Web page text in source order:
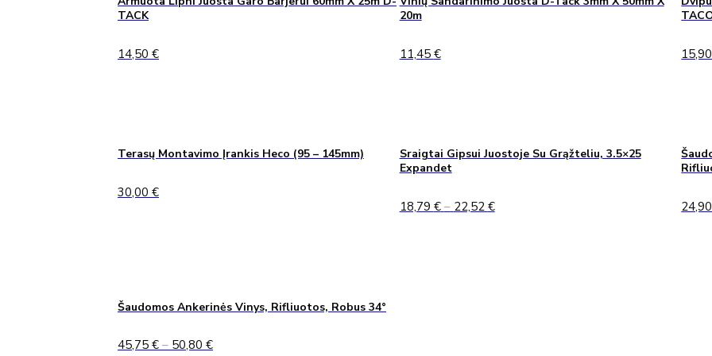
TACK
14,50 €
20m
11,45 €
Terasų Montavimo Įrankis Heco (95 – 145mm)
30,00 €
Sraigtai Gipsui Juostoje Su Grąžteliu, 3.5×25
Expandet
18,79 € – 22,52 €Price
Šaudomos Ankerinės Vinys, Rifliuotos, Robus 34°
45,75 € – 50,80 €Price